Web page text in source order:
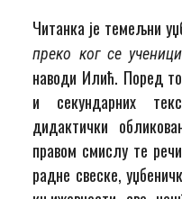
Читанка је темељни
преко ког се
наводи Илић. Поред
и секундарних
дидактички
правом смислу те
радне свеске,